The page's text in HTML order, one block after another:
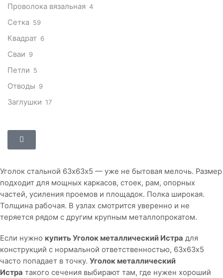
Проволока вязальная 4
Сетка 59
Квадрат 6
Сваи 9
Петли 5
Отводы 9
Заглушки 17
Уголок стальной 63х63х5 — уже не бытовая мелочь. Размер
подходит для мощных каркасов, стоек, рам, опорных
частей, усиления проемов и площадок. Полка широкая.
Толщина рабочая. В узлах смотрится уверенно и не
теряется рядом с другим крупным металлопрокатом.
Если нужно купить Уголок металлический Истра для
конструкций с нормальной ответственностью, 63х63х5
часто попадает в точку. Уголок металлический
Истра такого сечения выбирают там, где нужен хороший